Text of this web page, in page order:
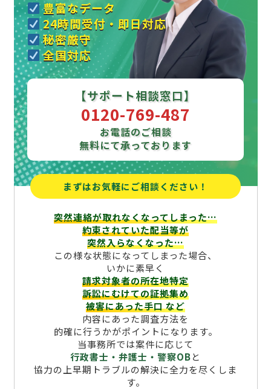
豊富なデータ
24時間受付・即日対応
秘密厳守
全国対応
【サポート相談窓口】
0120-769-487
お電話のご相談
無料にて承っております
まずはお気軽にご相談ください！
突然連絡が取れなくなってしまった…
約束されていた配当等が
突然入らなくなった…
この様な状態になってしまった場合、
いかに素早く
請求対象者の所在地特定
訴訟にむけての証拠集め
被害にあった手口など
内容にあった調査方法を
的確に行うかがポイントになります。
当事務所では案件に応じて
行政書士・弁護士・警察OBと
協力の上早期トラブルの解決に全力を尽くしま
す。